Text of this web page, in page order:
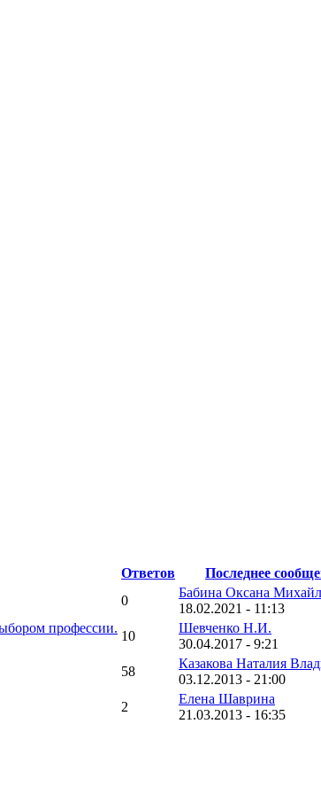
Ответов
Последнее
0
Бабина Оксана
18.02.2021 - 11:13
профессии.
10
Шевченко Н.И.
30.04.2017 - 9:21
58
Казакова Наталия
03.12.2013 - 21:00
2
Елена Шаврина
21.03.2013 - 16:35